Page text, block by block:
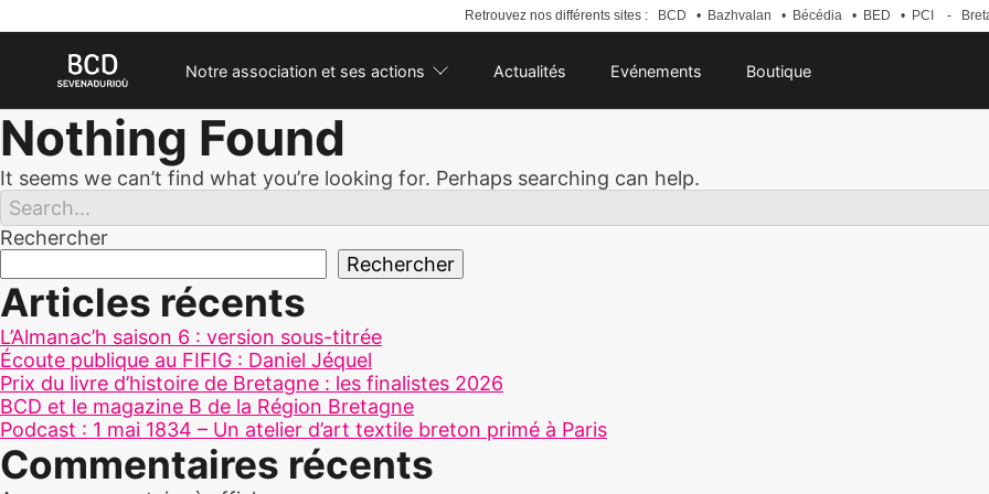
Retrouvez nos différents sites : BCD • Bazhvalan • Bécédia • BED • PCI -
Notre association et ses actions Actualités Evénements Boutique
Skip
to
content
Nothing Found
It seems we can’t find what you’re looking for. Perhaps searching can help.
Rechercher
Rechercher
Articles récents
L’Almanac’h saison 6 : version sous-titrée
Écoute publique au FIFIG : Daniel Jéquel
Prix du livre d’histoire de Bretagne : les finalistes 2026
BCD et le magazine B de la Région Bretagne
Podcast : 1 mai 1834 – Un atelier d’art textile breton primé à Paris
Commentaires récents